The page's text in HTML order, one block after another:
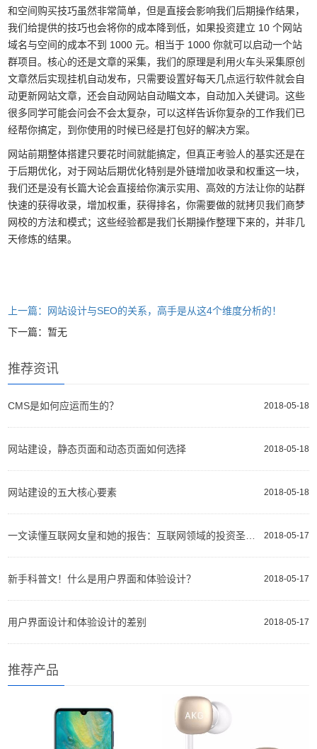
和空间购买技巧虽然非常简单，但是直接会影响我们后期操作结果，
我们给提供的技巧也会将你的成本降到低，如果投资建立 10 个网站
域名与空间的成本不到 1000 元。相当于 1000 你就可以启动一个站
群项目。核心的还是文章的采集，我们的原理是利用火车头采集原创
文章然后实现挂机自动发布，只需要设置好每天几点运行软件就会自
动更新网站文章，还会自动网站自动瞄文本，自动加入关键词。这些
很多同学可能会问会不会太复杂，可以这样告诉你复杂的工作我们已
经帮你搞定，到你使用的时候已经是打包好的解决方案。
网站前期整体搭建只要花时间就能搞定，但真正考验人的基实还是在
于后期优化，对于网站后期优化特别是外链增加收录和权重这一块，
我们还是没有长篇大论会直接给你演示实用、高效的方法让你的站群
快速的获得收录，增加权重，获得排名，你需要做的就拷贝我们商梦
网校的方法和模式；这些经验都是我们长期操作整理下来的，并非几
天修炼的结果。
上一篇：网站设计与SEO的关系，高手是从这4个维度分析的！
下一篇：暂无
推荐资讯
2018-05-18
CMS是如何应运而生的？
2018-05-18
网站建设，静态页面和动态页面如何选择
2018-05-18
网站建设的五大核心要素
2018-05-17
2018-05-17
新手科普文！什么是用户界面和体验设计？
2018-05-17
用户界面设计和体验设计的差别
推荐产品